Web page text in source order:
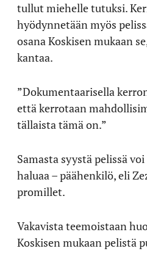
tullut miehelle tutuksi.
hyödynnetään myös
osana Koskisen mukaan
kantaa.
”Dokumentaarisella
että kerrotaan
tällaista tämä on.”
Samasta syystä pelissä
haluaa – päähenkilö, eli
promillet.
Vakavista teemoistaan
Koskisen mukaan pelistä